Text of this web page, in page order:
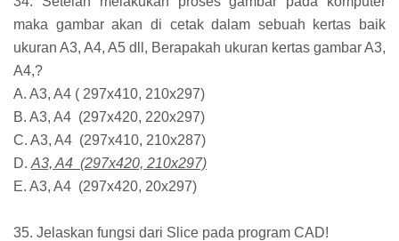
maka gambar akan di cetak dalam sebuah kertas baik
ukuran A3, A4, A5 dll, Berapakah ukuran kertas gambar A3,
A4,?
A. A3, A4 ( 297x410, 210x297)
B. A3, A4 (297x420, 220x297)
C. A3, A4 (297x410, 210x287)
D. A3, A4 (297x420, 210x297)
E. A3, A4 (297x420, 20x297)
35. Jelaskan fungsi dari Slice pada program CAD!